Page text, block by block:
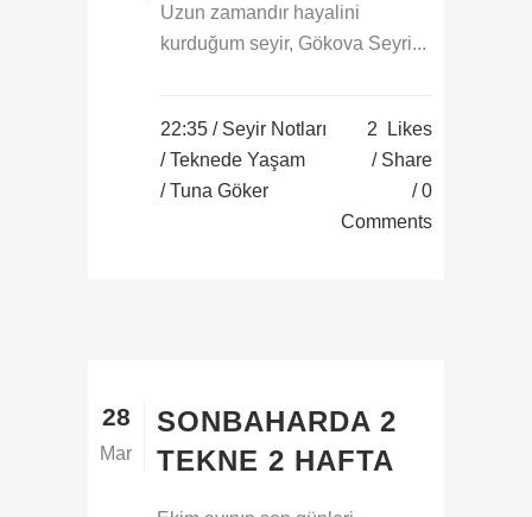
Uzun zamandır hayalini
kurduğum seyir, Gökova Seyri...
22:35 / Seyir Notları
/Teknede Yaşam
/ Tuna Göker
2
Likes
Share
0
Comments
28
Mar
SONBAHARDA 2
TEKNE 2 HAFTA